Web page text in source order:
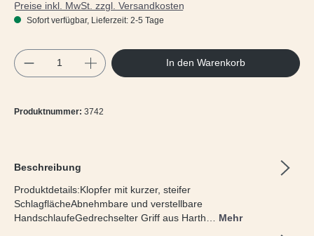
Preise inkl. MwSt. zzgl. Versandkosten
Sofort verfügbar, Lieferzeit: 2-5 Tage
Produkt Anzahl: Gib den gewünschten
In den Warenkorb
Produktnummer: 3742
Beschreibung
Produktdetails:Klopfer mit kurzer, steifer
SchlagflächeAbnehmbare und verstellbare
HandschlaufeGedrechselter Griff aus Harth… Mehr